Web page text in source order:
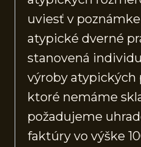
uviesť v
atypické dverné
stanovená
výroby atypických
ktoré nemáme
požadujeme
faktúry vo výške